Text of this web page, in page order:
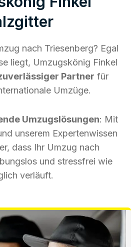
nach Triesenberg? Egal
liegt, Umzugskönig Finkel
Partner für
Umzüge.
Umzugslösungen: Mit
unserem Expertenwissen
dass Ihr Umzug nach
und stressfrei wie
verläuft.